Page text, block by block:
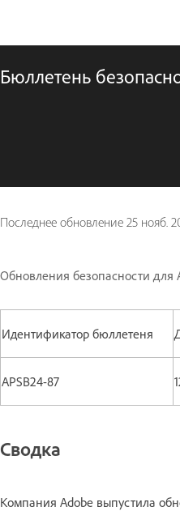
Бюллетень
Последнее обновление 25 нояб.
Обновления безопасности для
Идентификатор бюллетеня
APSB24-87
Сводка
Компания Adobe выпустила